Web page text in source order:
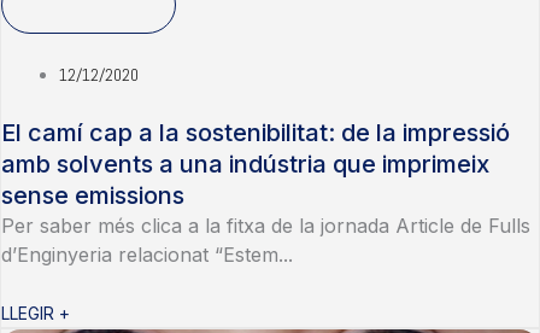
12/12/2020
El camí cap a la sostenibilitat: de la impressió
amb solvents a una indústria que imprimeix
sense emissions
Per saber més clica a la fitxa de la jornada Article de Fulls
d’Enginyeria relacionat “Estem...
LLEGIR +